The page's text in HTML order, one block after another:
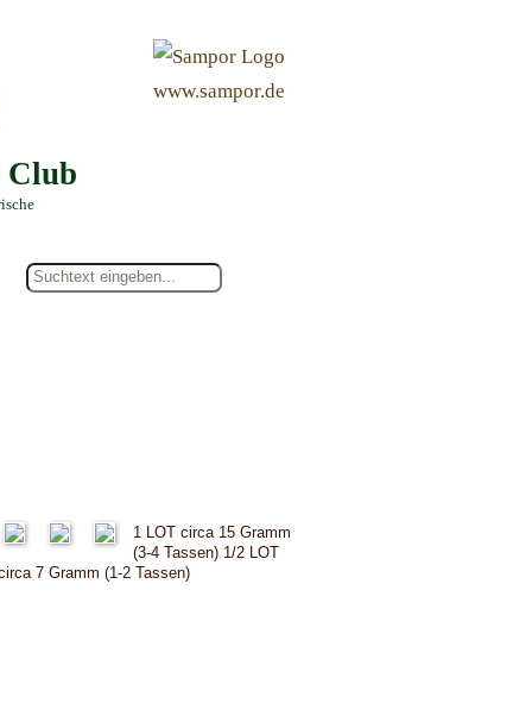
Club
www.sampor.de
1 LOT circa 15 Gramm
(3-4 Tassen) 1/2 LOT
7 Gramm (1-2 Tassen)